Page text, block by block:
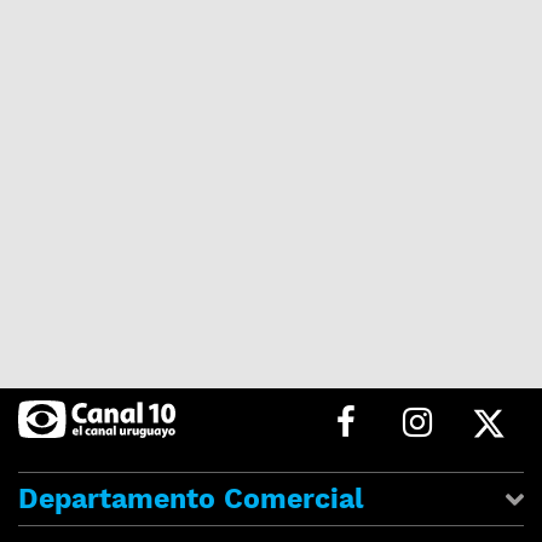
Departamento Comercial